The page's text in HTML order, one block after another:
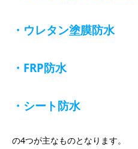
・ウレタン塗膜防水
・FRP防水
・シート防水
の4つが主なものとなります。